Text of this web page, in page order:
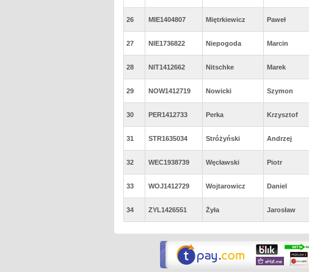
26 MIE1404807 Miętrkiewicz Paweł
27 NIE1736822 Niepogoda Marcin
28 NIT1412662 Nitschke Marek
29 NOW1412719 Nowicki Szymon
30 PER1412733 Perka Krzysztof
31 STR1635034 Stróżyński Andrzej
32 WEC1938739 Węcławski Piotr
33 WOJ1412729 Wojtarowicz Daniel
34 ZYL1426551 Żyła Jarosław